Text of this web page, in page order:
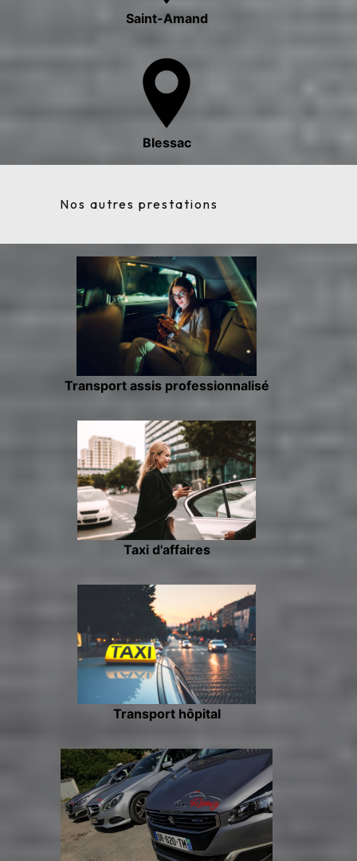
Saint-Amand
Blessac
Nos autres prestations
Transport assis professionnalisé
Taxi d'affaires
Transport hôpital